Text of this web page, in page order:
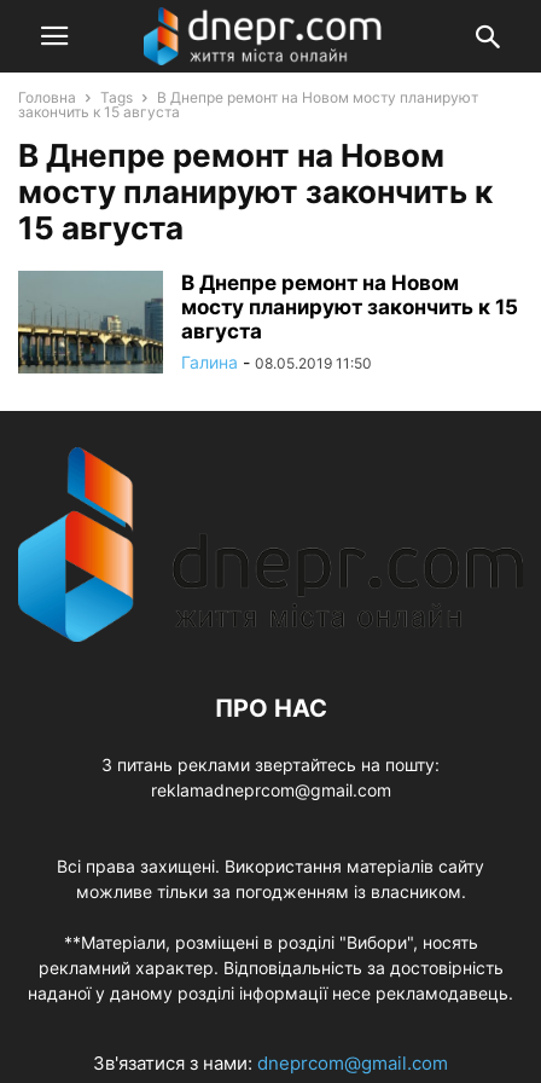
Головна Tags
В Днепре ремонт на Новом мосту планируют
закончить к 15 августа
В Днепре ремонт на Новом
мосту планируют закончить к
15 августа
В Днепре ремонт на Новом
мосту планируют закончить к 15
августа
Галина - 08.05.2019 11:50
ПРО НАС
З питань реклами звертайтесь на пошту:
reklamadneprcom@gmail.com
Всі права захищені. Використання матеріалів сайту
можливе тільки за погодженням із власником.
**Матеріали, розміщені в розділі "Вибори", носять
рекламний характер. Відповідальність за достовірність
наданої у даному розділі інформації несе рекламодавець.
Зв'язатися з нами: dneprcom@gmail.com